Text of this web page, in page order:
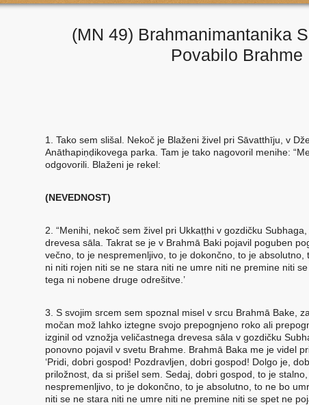
(MN 49) Brahmanimantanika
Povabilo Brahme
1. Tako sem slišal. Nekoč je Blaženi živel pri Sāvatthīju, v
Anāthapiṇḍikovega parka. Tam je tako nagovoril menihe:
odgovorili. Blaženi je rekel:
(NEVEDNOST)
2. “Menihi, nekoč sem živel pri Ukkaṭṭhi v gozdičku
drevesa sāla. Takrat se je v Brahmā Baki pojavil poguben
večno, to je nespremenljivo, to je dokončno, to je absolutno,
ni niti rojen niti se ne stara niti ne umre niti ne premine niti
tega ni nobene druge odrešitve.’
3. S svojim srcem sem spoznal misel v srcu Brahmā Bake,
močan mož lahko iztegne svojo prepognjeno roko ali
izginil od vznožja veličastnega drevesa sāla v gozdičku
ponovno pojavil v svetu Brahme. Brahmā Baka me je videl
‘Pridi, dobri gospod! Pozdravljen, dobri gospod! Dolgo je,
priložnost, da si prišel sem. Sedaj, dobri gospod, to je
nespremenljivo, to je dokončno, to je absolutno, to ne bo
niti se ne stara niti ne umre niti ne premine niti se spet ne